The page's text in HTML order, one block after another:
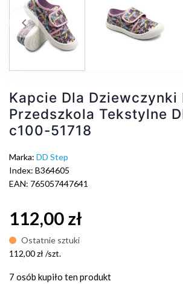
Poprzedni
keyboard_arrow_left
Kapcie Dla Dziewczynki
Przedszkola Tekstylne
c100-51718
Marka: DD Step
Index: B364605
EAN: 765057447641
112,00 zł
Ostatnie sztuki
112,00 zł /szt.
7 osób kupiło ten produkt